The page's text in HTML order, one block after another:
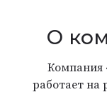
О
Компания
работает на